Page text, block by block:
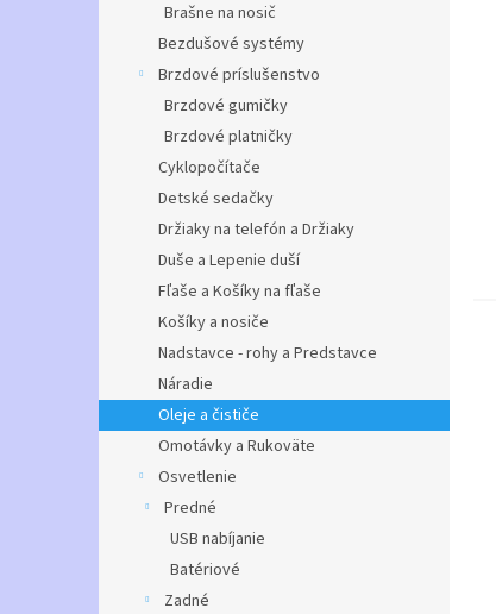
Brašne na nosič
Bezdušové systémy
Brzdové príslušenstvo
Brzdové gumičky
Brzdové platničky
Cyklopočítače
Detské sedačky
Držiaky na telefón a Držiaky
Duše a Lepenie duší
Fľaše a Košíky na fľaše
Košíky a nosiče
Nadstavce - rohy a Predstavce
Náradie
Oleje a čističe
Omotávky a Rukoväte
Osvetlenie
Predné
USB nabíjanie
Batériové
Zadné